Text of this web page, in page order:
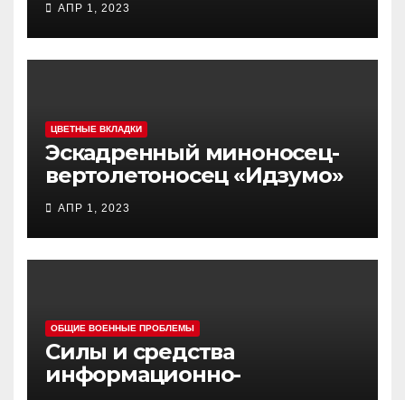
(«ЮНЬ-20») «Куньпин»
АПР 1, 2023
ЦВЕТНЫЕ ВКЛАДКИ
Эскадренный миноносец-
вертолетоносец «Идзумо»
АПР 1, 2023
ОБЩИЕ ВОЕННЫЕ ПРОБЛЕМЫ
Силы и средства
информационно-